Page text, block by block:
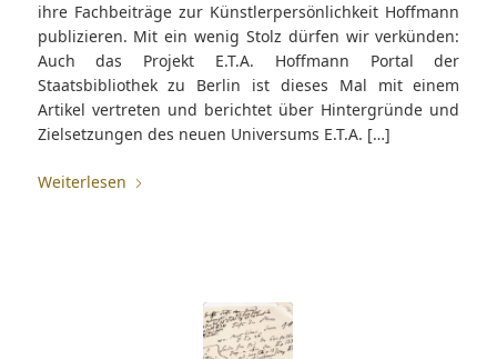
ihre Fachbeiträge zur Künstlerpersönlichkeit Hoffmann
publizieren. Mit ein wenig Stolz dürfen wir verkünden:
Auch das Projekt E.T.A. Hoffmann Portal der
Staatsbibliothek zu Berlin ist dieses Mal mit einem
Artikel vertreten und berichtet über Hintergründe und
Zielsetzungen des neuen Universums E.T.A. […]
Weiterlesen